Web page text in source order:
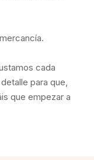
cada
para que,
que empezar a